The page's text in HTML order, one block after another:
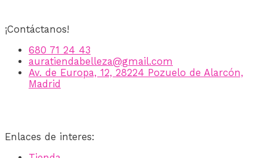
¡Contáctanos!
680 71 24 43
auratiendabelleza@gmail.com
Av. de Europa, 12, 28224 Pozuelo de Alarcón,
Madrid
Enlaces de interes: